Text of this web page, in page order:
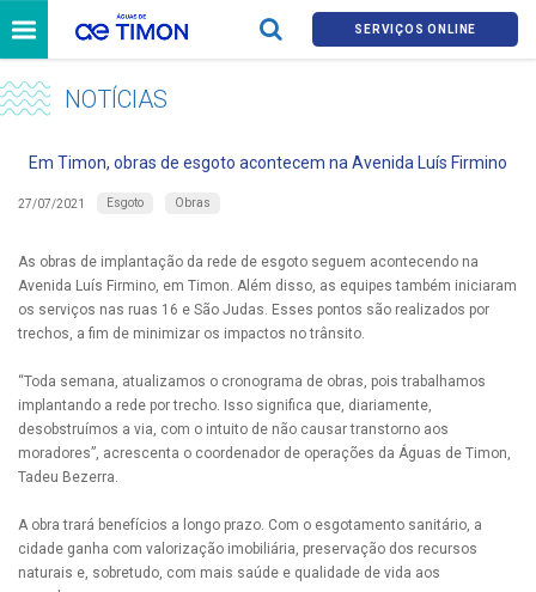
SERVIÇOS ONLINE
NOTÍCIAS
Em Timon, obras de esgoto acontecem na Avenida Luís Firmino
27/07/2021 Esgoto Obras
As obras de implantação da rede de esgoto seguem acontecendo na
Avenida Luís Firmino, em Timon. Além disso, as equipes também iniciaram
os serviços nas ruas 16 e São Judas. Esses pontos são realizados por
trechos, a fim de minimizar os impactos no trânsito.
“Toda semana, atualizamos o cronograma de obras, pois trabalhamos
implantando a rede por trecho. Isso significa que, diariamente,
desobstruímos a via, com o intuito de não causar transtorno aos
moradores”, acrescenta o coordenador de operações da Águas de Timon,
Tadeu Bezerra.
A obra trará benefícios a longo prazo. Com o esgotamento sanitário, a
cidade ganha com valorização imobiliária, preservação dos recursos
naturais e, sobretudo, com mais saúde e qualidade de vida aos